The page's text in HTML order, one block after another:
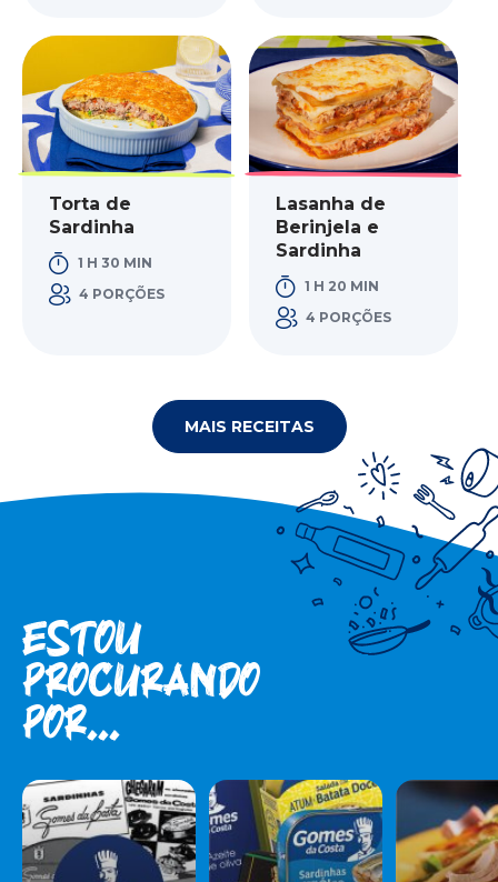
Torta de
Sardinha
1 H 30 MIN
4 PORÇÕES
Lasanha de
Berinjela e
Sardinha
1 H 20 MIN
4 PORÇÕES
MAIS RECEITAS
Estou
procuran­do
por...